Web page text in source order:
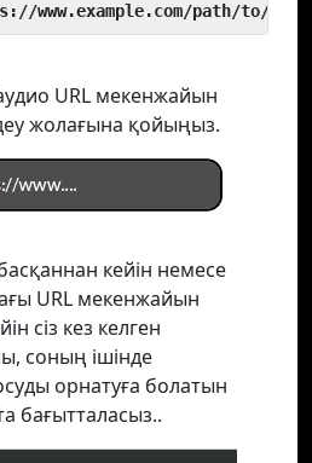
www.example.com/path/to/
URL мекенжайын
жолағына қойыңыз.
кейін немесе
URL мекенжайын
сіз кез келген
соның ішінде
орнатуға болатын
бағытталасыз..